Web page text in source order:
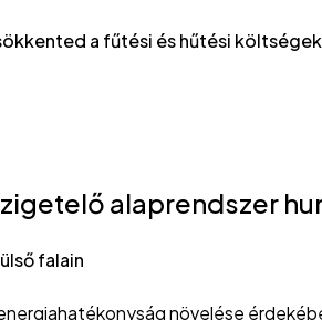
a fűtési és hűtési
alaprendszer
külső falain
növelése